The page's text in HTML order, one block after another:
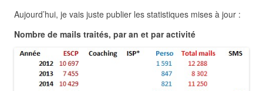
Aujourd’hui, je vais juste publier les statistiques mises à jour :
Nombre de mails traités, par an et par activité